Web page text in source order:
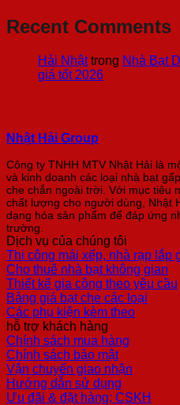
Recent Comments
Hải Nhậttrong Nhà Bạt
giá tốt 2026
Nhật Hải Group
Công ty TNHH MTV Nhật Hải là
và kinh doanh các loại nhà bạt
che chắn ngoài trời. Với mục tiêu
chất lượng cho người dùng, Nhật
dạng hóa sản phẩm để đáp ứng
trường.
Dịch vụ của chúng tôi
Thi công mái xếp, nhà rạp lắp
Cho thuê nhà bạt không gian
Thiết kế gia công theo yêu cầu
Bảng giá bạt che các loại
Các phụ kiện kèm theo
hỗ trợ khách hàng
Chính sách mua hàng
Chính sách bảo mật
Vận chuyển giao nhận
Hướng dẫn sử dụng
Ưu đãi & đặt hàng; CSKH